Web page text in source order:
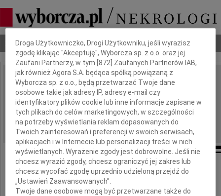
Nekrologi Odeszli Poradnik pogrzebowy
IMIĘ I NAZWISKO: Marek Grodka
REGION: Warszawa
DATA EMISJI: 27.08.2024
27 sierpnia mija trzecia rocznica śmierci
Dbamy o Twoją prywatność
Droga Użytkowniczko, Drogi Użytkowniku, jeśli wyrazisz
zgodę klikając "Akceptuję", Wyborcza sp. z o.o. oraz jej
Zaufani Partnerzy, w tym [872 ] Zaufanych Partnerów IAB,
jak również Agora S.A. będąca spółką powiązaną z
Wyborcza sp. z o.o., będą przetwarzać Twoje dane
osobowe takie jak adresy IP, adresy e-mail czy
identyfikatory plików cookie lub inne informacje zapisane w
tych plikach do celów marketingowych, w szczególności
na potrzeby wyświetlania reklam dopasowanych do
Twoich zainteresowań i preferencji w swoich serwisach,
aplikacjach i w Internecie lub personalizacji treści w nich
wyświetlanych. Wyrażenie zgody jest dobrowolne. Jeśli nie
chcesz wyrazić zgody, chcesz ograniczyć jej zakres lub
chcesz wycofać zgodę uprzednio udzieloną przejdź do
„Ustawień Zaawansowanych”.
Twoje dane osobowe mogą być przetwarzane także do